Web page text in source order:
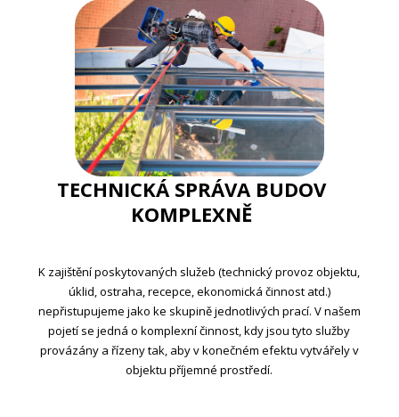
TECHNICKÁ SPRÁVA BUDOV
KOMPLEXNĚ
K zajištění poskytovaných služeb (technický provoz objektu,
úklid, ostraha, recepce, ekonomická činnost atd.)
nepřistupujeme jako ke skupině jednotlivých prací. V našem
pojetí se jedná o komplexní činnost, kdy jsou tyto služby
provázány a řízeny tak, aby v konečném efektu vytvářely v
objektu příjemné prostředí.